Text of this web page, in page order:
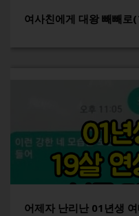
여사친에게 대왕 빼빼로
어제자 난리난 01년생